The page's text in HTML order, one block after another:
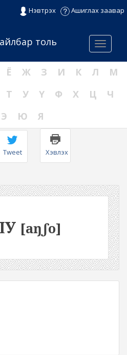
Нэвтрэх Ашиглах заавар
Menu
толь
Ё Ж З И К Л
М
Т У Ү Ф Х Ц
Ч
Э Ю Я
Tweet Хэвлэх
[aŋʃo]